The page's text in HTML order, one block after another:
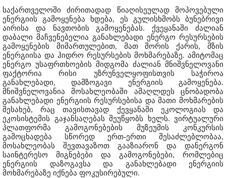
საქართველოში ძირითადად წიაღისეულად მოპოვებული
ენერგიის გამოყენება ხდება, ეს გულისხმობს ბუნებრივი
აირისა და ნავთობის გამოყენებას. ქვეყანაში ძალიან
დაბალი მაჩვენებელია განახლებადი ენერგო რესურსების
გამოყენების მიმართულებით, მათ შორის ქარის, მზის
ენერგიისა და ჰიდრო რესურსების მოხმარებაზე. ამიტომაც
ენერგო უსაფრთხოების მიდგომა ძალიან მნიშვნელოვანი
ფაქტორია რისი უზრუნველყოფისთვის საჭიროა
განახლებადი, დამზოგავი ენერგიის გამოყენება.
მნიშვნელოვანია მოსახლეობაში ამაღლდეს ცნობადობა
განახლებადი ენერგიის რესურსებისა და მათი მოხმარების
შესახებ, რაც თავისთავად ქევყანაში ეკოლოგიას და
ეკოსისტემის გაჯანსაღებას შეუწყობს ხელს. ვირტუალური
პლათფორმა გამოგონებების მუზეუმის კონკურსის
გამოცხადება სწორედ ერთ-ერთი შესაძლებლობაა,
მოსახლეობას შევთავაზოთ გააზიარონ და დანერგონ
საინტერესო მიგნებები და გამოგონებები, რომლებიც
ენერგიის დაზოგავსა და განახლებადი ენერგიის
მოხმარებაზე იქნება ფოკუსირებული.